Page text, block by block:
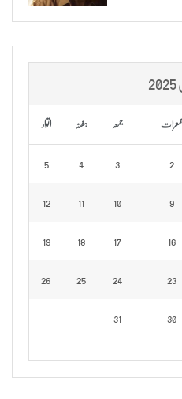
جمعہ ہفتہ اتوار
2
3
4
5
9
10
11
12
16
17
18
19
23
24
25
26
30
31